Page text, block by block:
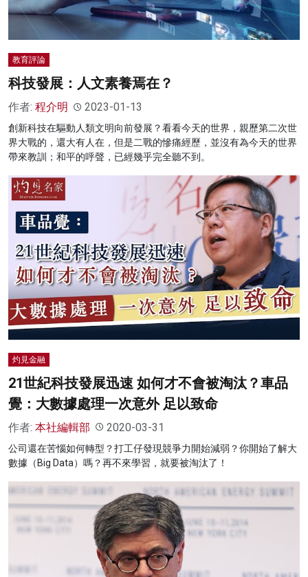
教育評論
科技發展：人文素養焉在？
作者: 程介明 2023-01-13
創新科技在驅動人類文明向前發展？看看今天的世界，親歷第二次世
界大戰的，還大有人在，但是二戰的慘痛經歷，並沒有為今天的世界
帶來教訓；和平的呼聲，已經幾乎完全聽不到。
灼見金融
21世紀科技發展迅速 如何才不會被淘汰？車品
覺：大數據處理一次意外 足以致命
作者: 本社編輯部 2020-03-31
公司還在苦惱如何轉型？打工仔發現競爭力開始減弱？你開始了解大
數據（Big Data）嗎？再不來學習，就要被淘汰了！